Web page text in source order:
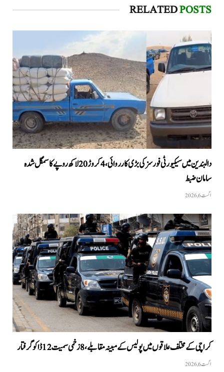
RELATEDPOSTS
دالبندین میں سیکیورٹی فورسز کی بڑی کارروائی، 4 کروڑ 20 لاکھ روپے کا سمگل شدہ
سامان ضبط
اگست 6, 2026
کراچی کے مختلف علاقوں میں پولیس کے مبینہ مقابلے، 8 زخمی سمیت 12 ڈاکو گرفتار
اگست 6, 2026